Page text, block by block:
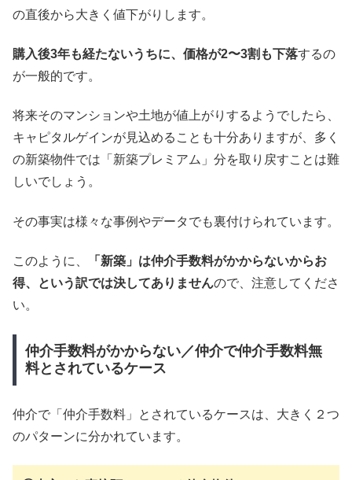
の直後から大きく値下がりします。
購入後3年も経たないうちに、価格が2〜3割も下落するの
が一般的です。
将来そのマンションや土地が値上がりするようでしたら、
キャピタルゲインが見込めることも十分ありますが、多く
の新築物件では「新築プレミアム」分を取り戻すことは難
しいでしょう。
その事実は様々な事例やデータでも裏付けられています。
このように、
「新築」は仲介手数料がかからないからお
得、という訳では決してありませんので、注意してくださ
い。
仲介手数料がかからない／仲介で仲介手数料無
料とされているケース
仲介で「仲介手数料」とされているケースは、大きく２つ
のパターンに分かれています。